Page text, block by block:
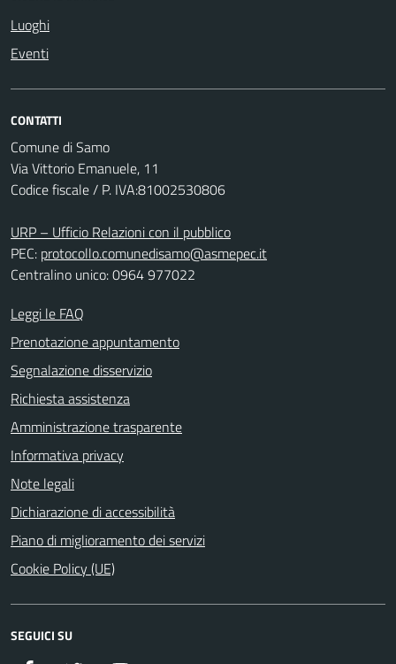
Luoghi
Eventi
CONTATTI
Comune di Samo
Via Vittorio Emanuele, 11
Codice fiscale / P. IVA:81002530806
URP – Ufficio Relazioni con il pubblico
PEC: protocollo.comunedisamo@asmepec.it
Centralino unico: 0964 977022
Leggi le FAQ
Prenotazione appuntamento
Segnalazione disservizio
Richiesta assistenza
Amministrazione trasparente
Informativa privacy
Note legali
Dichiarazione di accessibilità
Piano di miglioramento dei servizi
Cookie Policy (UE)
SEGUICI SU